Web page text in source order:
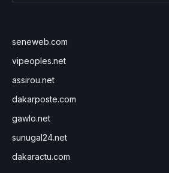
seneweb.com
vipeoples.net
assirou.net
dakarposte.com
gawlo.net
sunugal24.net
dakaractu.com